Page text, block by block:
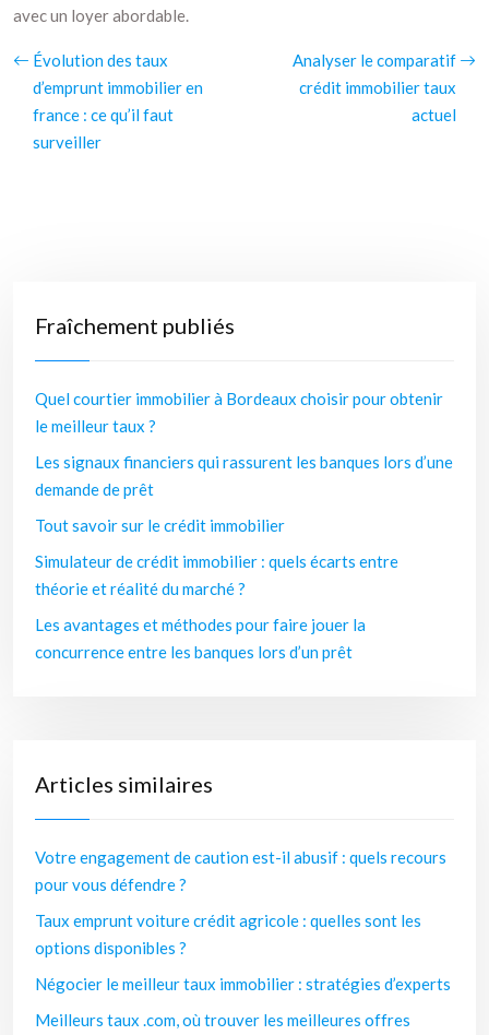
avec un loyer abordable.
Évolution des taux
d’emprunt immobilier en
france : ce qu’il faut
surveiller
Analyser le comparatif
crédit immobilier taux
actuel
Fraîchement publiés
Quel courtier immobilier à Bordeaux choisir pour obtenir
le meilleur taux ?
Les signaux financiers qui rassurent les banques lors d’une
demande de prêt
Tout savoir sur le crédit immobilier
Simulateur de crédit immobilier : quels écarts entre
théorie et réalité du marché ?
Les avantages et méthodes pour faire jouer la
concurrence entre les banques lors d’un prêt
Articles similaires
Votre engagement de caution est-il abusif : quels recours
pour vous défendre ?
Taux emprunt voiture crédit agricole : quelles sont les
options disponibles ?
Négocier le meilleur taux immobilier : stratégies d’experts
Meilleurs taux .com, où trouver les meilleures offres